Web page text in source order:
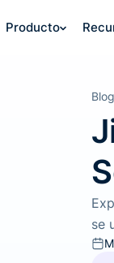
Producto
Blog
se